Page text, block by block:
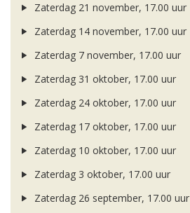
Zaterdag 21 november, 17.00 uur
Zaterdag 14 november, 17.00 uur
Zaterdag 7 november, 17.00 uur
Zaterdag 31 oktober, 17.00 uur
Zaterdag 24 oktober, 17.00 uur
Zaterdag 17 oktober, 17.00 uur
Zaterdag 10 oktober, 17.00 uur
Zaterdag 3 oktober, 17.00 uur
Zaterdag 26 september, 17.00 uur